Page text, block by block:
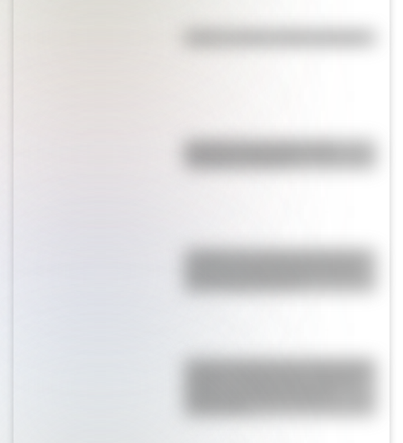
Bandera de Ecuador para
¿Sabías que Argentina tuvo la
alta de Sudamérica?
La gran hazaña del Cruce de los